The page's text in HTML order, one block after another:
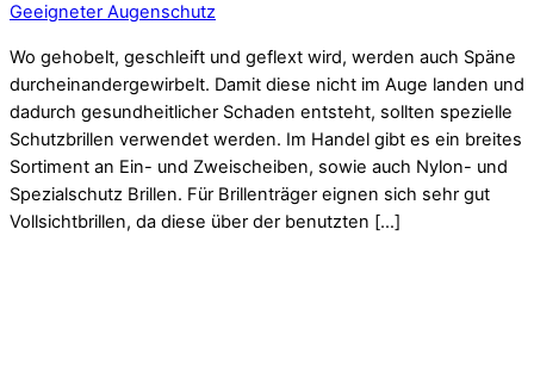
Geeigneter Augenschutz
Wo gehobelt, geschleift und geflext wird, werden auch Späne
durcheinandergewirbelt. Damit diese nicht im Auge landen und
dadurch gesundheitlicher Schaden entsteht, sollten spezielle
Schutzbrillen verwendet werden. Im Handel gibt es ein breites
Sortiment an Ein- und Zweischeiben, sowie auch Nylon- und
Spezialschutz Brillen. Für Brillenträger eignen sich sehr gut
Vollsichtbrillen, da diese über der benutzten […]